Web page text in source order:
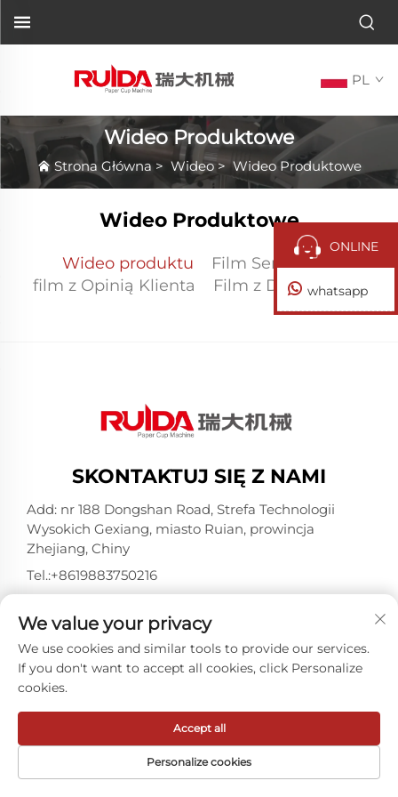
PL
Wideo Produktowe
Strona Główna > Wideo>Wideo Produktowe
Wideo Produktowe
Wideo produktu
Film Serwisowy
film z Opinią Klienta
Film z Działu Obsługi
ONLINE
whatsapp
SKONTAKTUJ SIĘ Z NAMI
Add: nr 188 Dongshan Road, Strefa Technologii
Wysokich Gexiang, miasto Ruian, prowincja
Zhejiang, Chiny
Tel.:+8619883750216
Wszelkie prawa zastrzeżone © ZheJiang RUIDA
Machinery Co.,Ltd -
We value your privacy
We use cookies and similar tools to provide our services.
If you don't want to accept all cookies, click Personalize
cookies.
Personalize cookies
Accept all